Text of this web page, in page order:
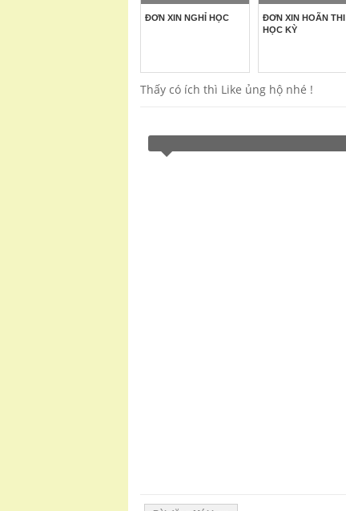
ĐƠN XIN NGHỈ HỌC
ĐƠN XIN HOÃN THI
HỌC KỲ
Thấy có ích thì Like ủng hộ nhé !